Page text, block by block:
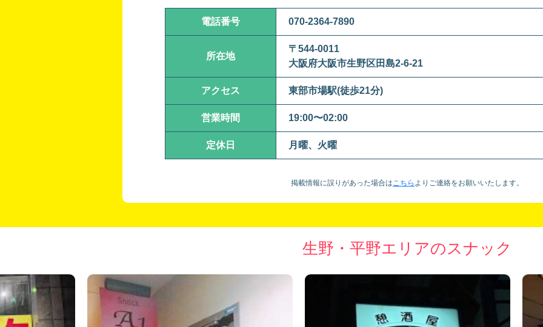
電話番号 070-2364-7890
所在地
〒544-0011
大阪府大阪市生野区田島2-6-21
アクセス 東部市場駅(徒歩21分)
営業時間 19:00〜02:00
定休日 月曜、火曜
掲載情報に誤りがあった場合はこちら より ご連絡をお願いいたします。
生野・平野エリアのスナック